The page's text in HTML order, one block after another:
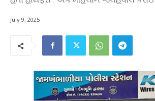
July 9, 2025